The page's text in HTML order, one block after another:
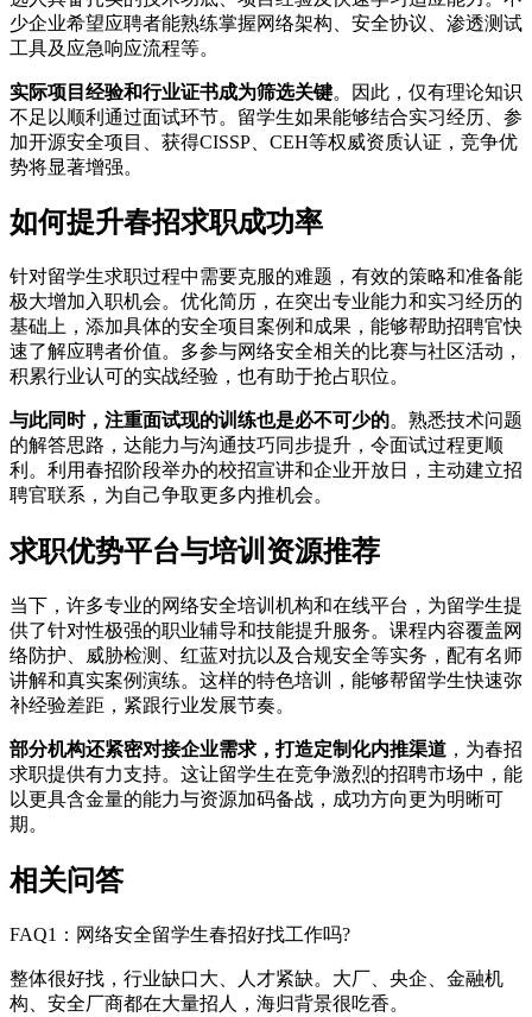
少企业希望应聘者能熟练掌握网络架构、安全协议、渗透测试
工具及应急响应流程等。
实际项目经验和行业证书成为筛选关键。因此，仅有理论知识
不足以顺利通过面试环节。留学生如果能够结合实习经历、参
加开源安全项目、获得CISSP、CEH等权威资质认证，竞争优
势将显著增强。
如何提升春招求职成功率
针对留学生求职过程中需要克服的难题，有效的策略和准备能
极大增加入职机会。优化简历，在突出专业能力和实习经历的
基础上，添加具体的安全项目案例和成果，能够帮助招聘官快
速了解应聘者价值。多参与网络安全相关的比赛与社区活动，
积累行业认可的实战经验，也有助于抢占职位。
与此同时，注重面试现的训练也是必不可少的。熟悉技术问题
的解答思路，达能力与沟通技巧同步提升，令面试过程更顺
利。利用春招阶段举办的校招宣讲和企业开放日，主动建立招
聘官联系，为自己争取更多内推机会。
求职优势平台与培训资源推荐
当下，许多专业的网络安全培训机构和在线平台，为留学生提
供了针对性极强的职业辅导和技能提升服务。课程内容覆盖网
络防护、威胁检测、红蓝对抗以及合规安全等实务，配有名师
讲解和真实案例演练。这样的特色培训，能够帮留学生快速弥
补经验差距，紧跟行业发展节奏。
部分机构还紧密对接企业需求，打造定制化内推渠道 ，为春招
求职提供有力支持。这让留学生在竞争激烈的招聘市场中，能
以更具含金量的能力与资源加码备战，成功方向更为明晰可
期。
相关问答
FAQ1：网络安全留学生春招好找工作吗?
整体很好找，行业缺口大、人才紧缺。大厂、央企、金融机
构、安全厂商都在大量招人，海归背景很吃香。